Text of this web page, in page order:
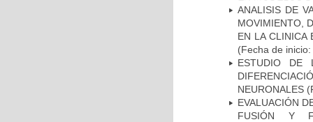
ANALISIS DE
MOVIMIENTO,
EN LA CLINICA
(Fecha de
ESTUDIO DE
NEURONALES
EVALUACIÓN
FUSIÓN Y